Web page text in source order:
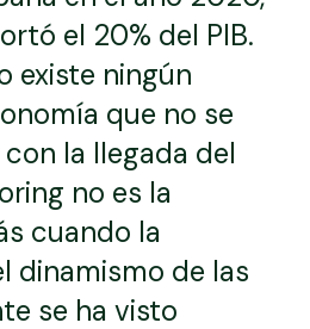
el 20% del PIB.
existe ningún
que no se
la llegada del
no es la
cuando la
dinamismo de las
se ha visto